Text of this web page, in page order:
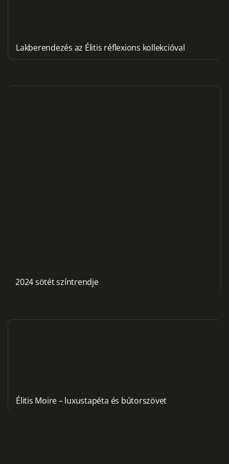
Lakberendezés az Élitis réflexions kollekcióval
2024 sötét színtrendje
Élitis Moire – luxustapéta és bútorszövet